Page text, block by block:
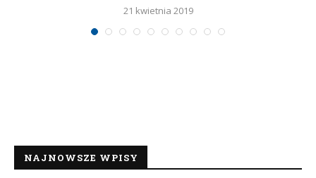
21 kwietnia 2019
NAJNOWSZE WPISY